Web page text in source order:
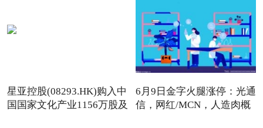
星亚控股(08293.HK)购入中
国国家文化产业1156万股及
6月9日金字火腿涨停：光通
信，网红/MCN，人造肉概